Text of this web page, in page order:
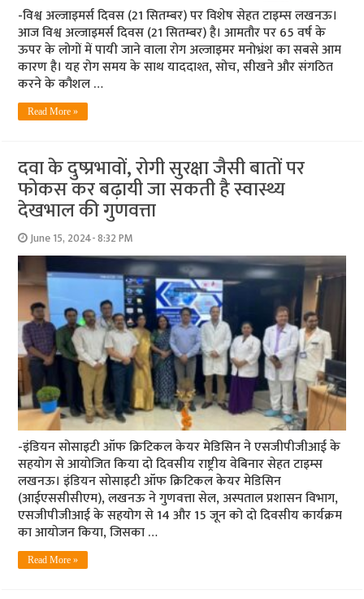
-विश्व अल्जाइमर्स दिवस (21 सितम्बर) पर विशेष सेहत टाइम्स लखनऊ।
आज विश्व अल्जाइमर्स दिवस (21 सितम्बर) है। आमतौर पर 65 वर्ष के
ऊपर के लोगों में पायी जाने वाला रोग अल्जाइमर मनोभ्रंश का सबसे आम
कारण है। यह रोग समय के साथ याददाश्त, सोच, सीखने और संगठित
करने के कौशल …
Read More »
दवा के दुष्प्रभावों, रोगी सुरक्षा जैसी बातों पर
फोकस कर बढ़ायी जा सकती है स्वास्थ्य
देखभाल की गुणवत्ता
June 15, 2024- 8:32 PM
-इंडियन सोसाइटी ऑफ क्रिटिकल केयर मेडिसिन ने एसजीपीजीआई के
सहयोग से आयोजित किया दो दिवसीय राष्ट्रीय वेबिनार सेहत टाइम्स
लखनऊ। इंडियन सोसाइटी ऑफ क्रिटिकल केयर मेडिसिन
(आईएससीसीएम), लखनऊ ने गुणवत्ता सेल, अस्पताल प्रशासन विभाग,
एसजीपीजीआई के सहयोग से 14 और 15 जून को दो दिवसीय कार्यक्रम
का आयोजन किया, जिसका …
Read More »